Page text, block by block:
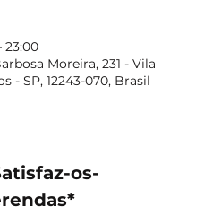
23:00
Moreira, 231 - Vila
- SP, 12243-070, Brasil
os-